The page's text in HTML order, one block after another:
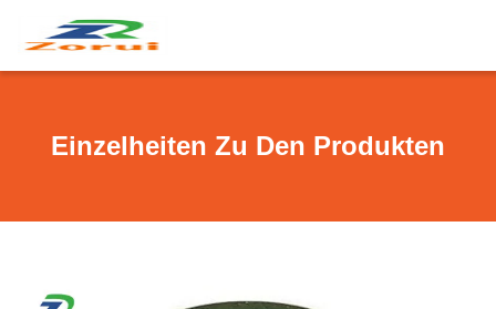
Einzelheiten Zu Den Produkten